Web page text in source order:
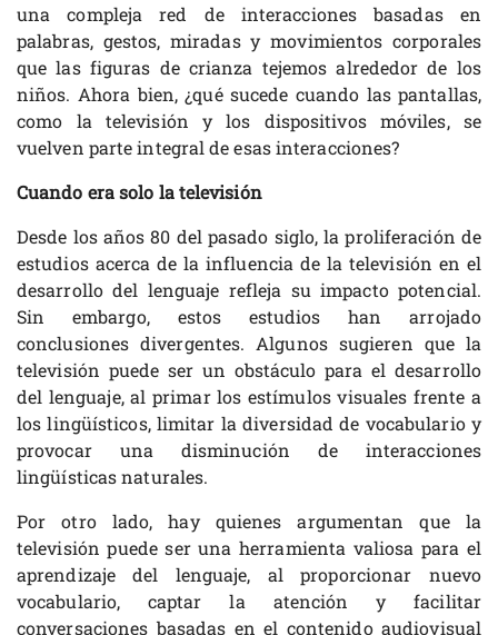
una compleja red de interacciones basadas en
palabras, gestos, miradas y movimientos corporales
que las figuras de crianza tejemos alrededor de los
niños. Ahora bien, ¿qué sucede cuando las pantallas,
como la televisión y los dispositivos móviles, se
vuelven parte integral de esas interacciones?
Cuando era solo la televisión
Desde los años 80 del pasado siglo, la proliferación de
estudios acerca de la influencia de la televisión en el
desarrollo del lenguaje refleja su impacto potencial.
Sin embargo, estos estudios han arrojado
conclusiones divergentes. Algunos sugieren que la
televisión puede ser un obstáculo para el desarrollo
del lenguaje, al primar los estímulos visuales frente a
los lingüísticos, limitar la diversidad de vocabulario y
provocar una disminución de interacciones
lingüísticas naturales.
Por otro lado, hay quienes argumentan que la
televisión puede ser una herramienta valiosa para el
aprendizaje del lenguaje, al proporcionar nuevo
vocabulario, captar la atención y facilitar
conversaciones basadas en el contenido audiovisual